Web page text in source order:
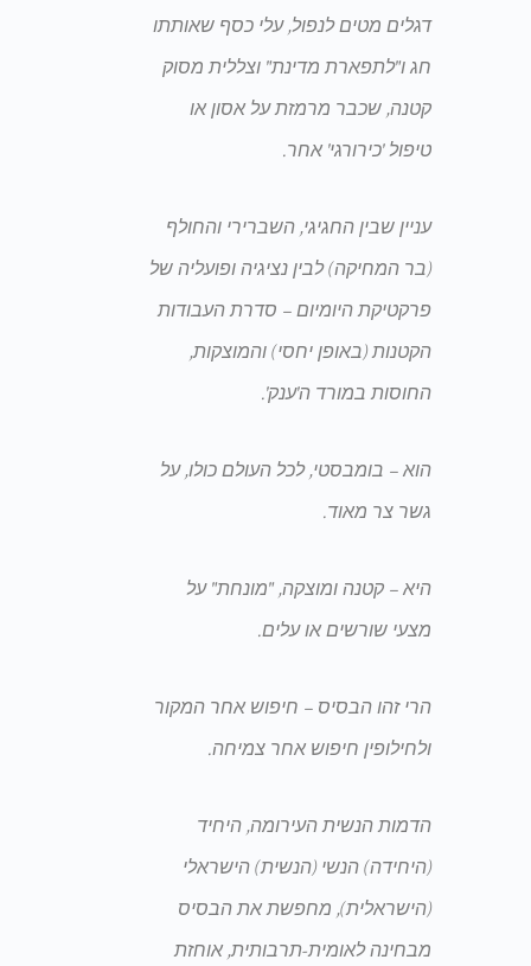
דגלים מטים לנפול, עלי כסף שאותתו
חג ו"לתפארת מדינת" וצללית מסוק
קטנה, שכבר מרמזת על אסון או
טיפול 'כירורגי' אחר.
עניין שבין החגיגי, השברירי והחולף
(בר המחיקה) לבין נציגיה ופועליה של
פרקטיקת היומיום – סדרת העבודות
הקטנות (באופן יחסי) והמוצקות,
החוסות במורד ה'ענק'.
הוא – בומבסטי, לכל העולם כולו, על
גשר צר מאוד.
היא – קטנה ומוצקה, "מונחת" על
מצעי שורשים או עלים.
הרי זהו הבסיס – חיפוש אחר המקור
ולחילופין חיפוש אחר צמיחה.
הדמות הנשית העירומה, היחיד
(היחידה) הנשי (הנשית) הישראלי
(הישראלית), מחפשת את הבסיס
מבחינה לאומית-תרבותית, אוחזת